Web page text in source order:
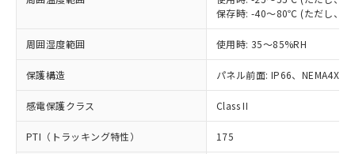
保存時: -40～80℃ (ただし、氷
周囲湿度範囲 使用時: 35～85%RH
保護構造 パネル前面: IP66、NEMA4X,
感電保護クラス Class II
PTI（トラッキング特性） 175
在庫状況および標準価格結果を当社の
事前の承諾なく第三者に漏洩または開
マイパーツ機能（部品リスト作成サー
ビス）をご利用いただくには、I-Web
メンバーズにご登録されている必要が
あります。
お客様が当ウェブサイト上で当社にご
※2 対応予定月
部品在庫の切り替え状況などにより、予定
月が前後することがあります。
※2 環境保護使用期限
「ｅ」：有害物質（10物質）のすべてが基
準値以下であることを示します。
「10」：通常の使用状況下において有害物
質が外部に漏えいし、環境に深刻な影響を
及ぼさない年数を意味します。
「－」：未確認です。当社販売部門へお問
い合わせください。
当社は、貴社製品を第三者に販売する
場合は、上記1、2および3の内容を当
該第三者に通知します。また当社は、
販売先および販売に係わる関係者が違
法に輸出するおそれがある場合は、取
り引きをいたしません。
たはお客様担当のオムロン制御
機器販売店・当社販売員にご確
白
受注生産機種、また在庫状況の
情報を公開していない機種